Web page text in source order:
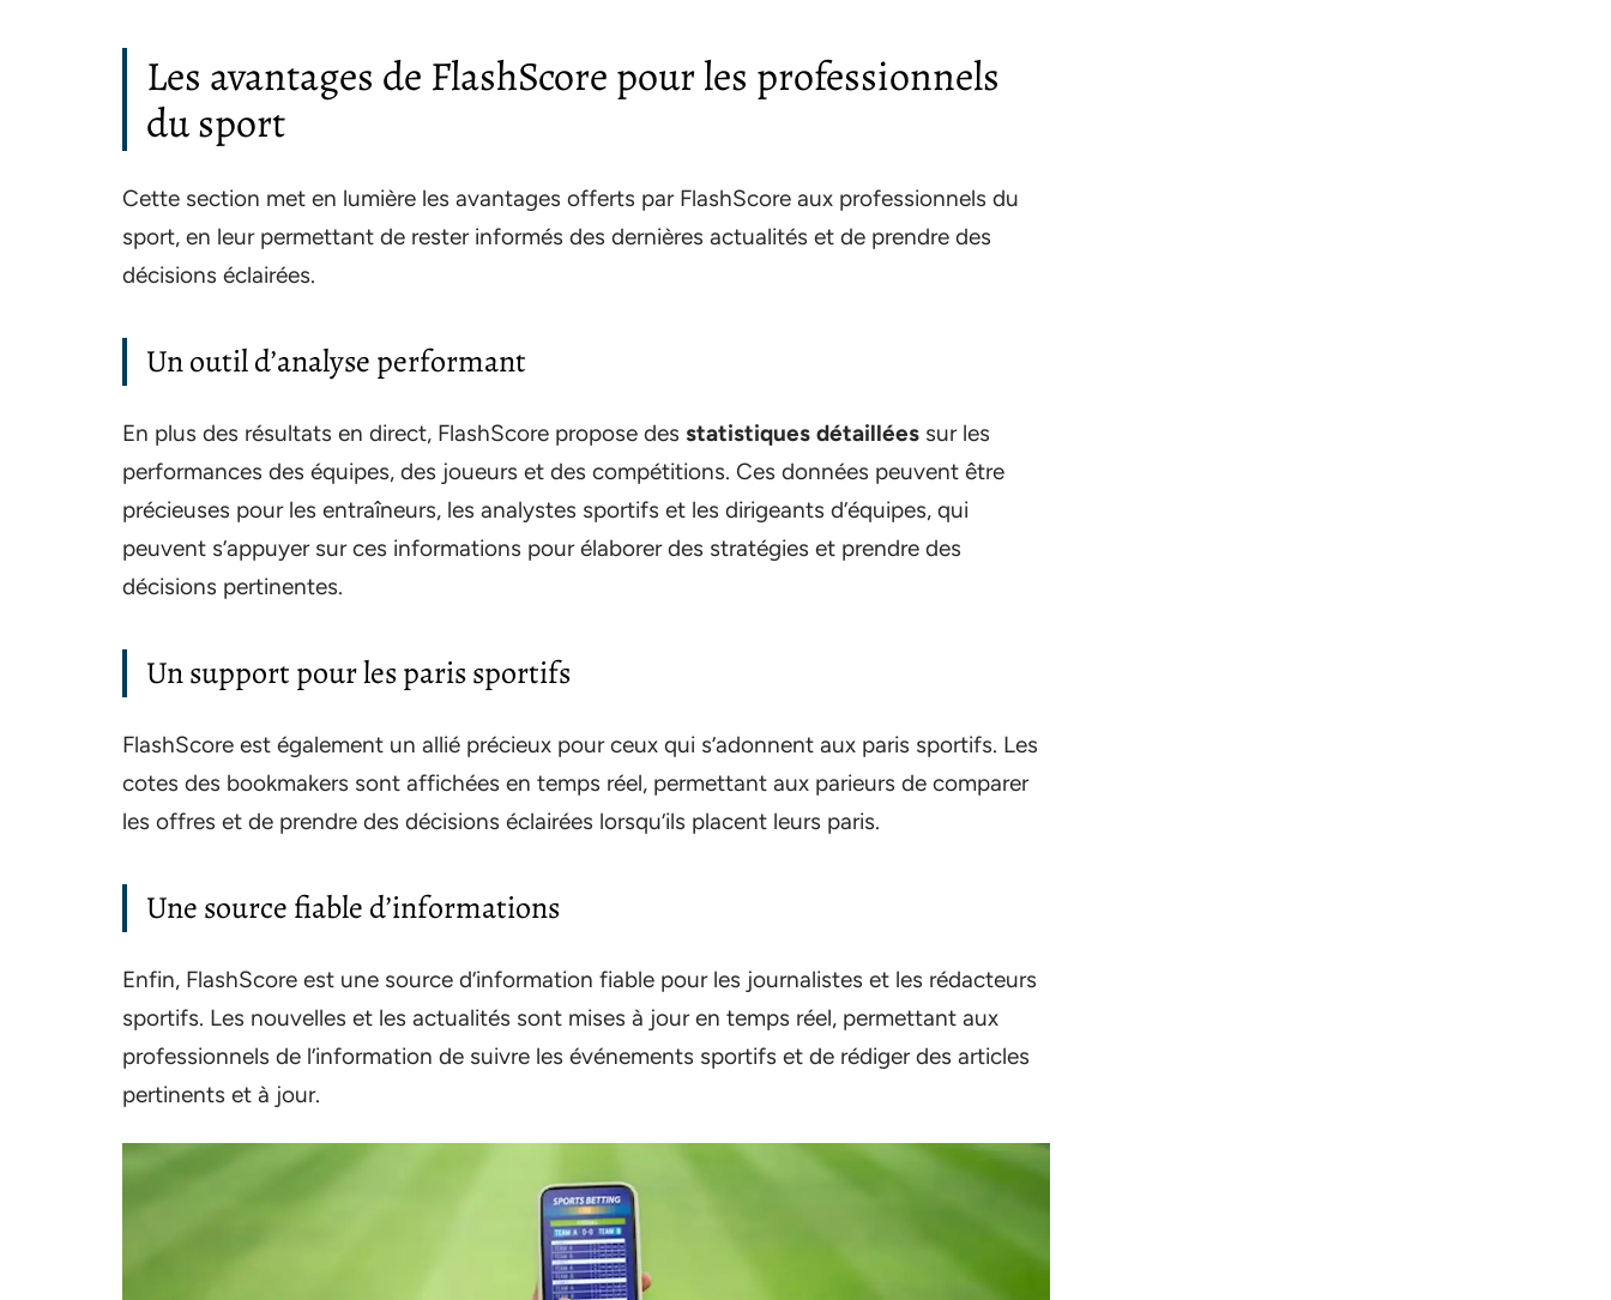
Les avantages de FlashScore pour les professionnels
du sport
Cette section met en lumière les avantages offerts par FlashScore aux professionnels du
sport, en leur permettant de rester informés des dernières actualités et de prendre des
décisions éclairées.
Un outil d’analyse performant
En plus des résultats en direct, FlashScore propose des statistiques détaillées sur les
performances des équipes, des joueurs et des compétitions. Ces données peuvent être
précieuses pour les entraîneurs, les analystes sportifs et les dirigeants d’équipes, qui
peuvent s’appuyer sur ces informations pour élaborer des stratégies et prendre des
décisions pertinentes.
Un support pour les paris sportifs
FlashScore est également un allié précieux pour ceux qui s’adonnent aux paris sportifs. Les
cotes des bookmakers sont affichées en temps réel, permettant aux parieurs de comparer
les offres et de prendre des décisions éclairées lorsqu’ils placent leurs paris.
Une source fiable d’informations
Enfin, FlashScore est une source d’information fiable pour les journalistes et les rédacteurs
sportifs. Les nouvelles et les actualités sont mises à jour en temps réel, permettant aux
professionnels de l’information de suivre les événements sportifs et de rédiger des articles
pertinents et à jour.